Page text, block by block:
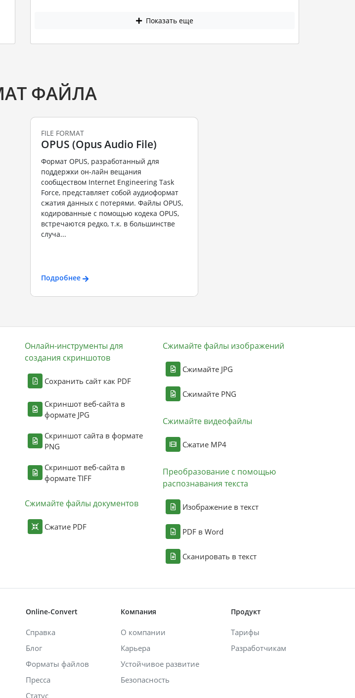
Показать еще
ФАЙЛА
FILE FORMAT
OPUS (Opus Audio File)
Формат OPUS, разработанный для
поддержки он-лайн вещания
сообществом Internet Engineering Task
Force, представляет собой аудиоформат
сжатия данных с потерями. Файлы OPUS,
кодированные с помощью кодека OPUS,
встречаются редко, т.к. в большинстве
случа...
Подробнее
Онлайн-инструменты для
создания скриншотов
Сохранить сайт как PDF
Скриншот веб-сайта в
формате JPG
Скриншот сайта в формате
PNG
Скриншот веб-сайта в
формате TIFF
Сжимайте файлы документов
Сжатие PDF
Сжимайте файлы изображений
Сжимайте JPG
Сжимайте PNG
Сжимайте видеофайлы
Сжатие MP4
Преобразование с помощью
распознавания текста
Изображение в текст
PDF в Word
Сканировать в текст
Online-Convert
Справка
Блог
Форматы файлов
Пресса
Статус
Компания
О компании
Карьера
Устойчивое развитие
Безопасность
Продукт
Тарифы
Разработчикам